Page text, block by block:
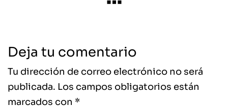
Deja tu comentario
Tu dirección de correo electrónico no será
publicada. Los campos obligatorios están
marcados con *